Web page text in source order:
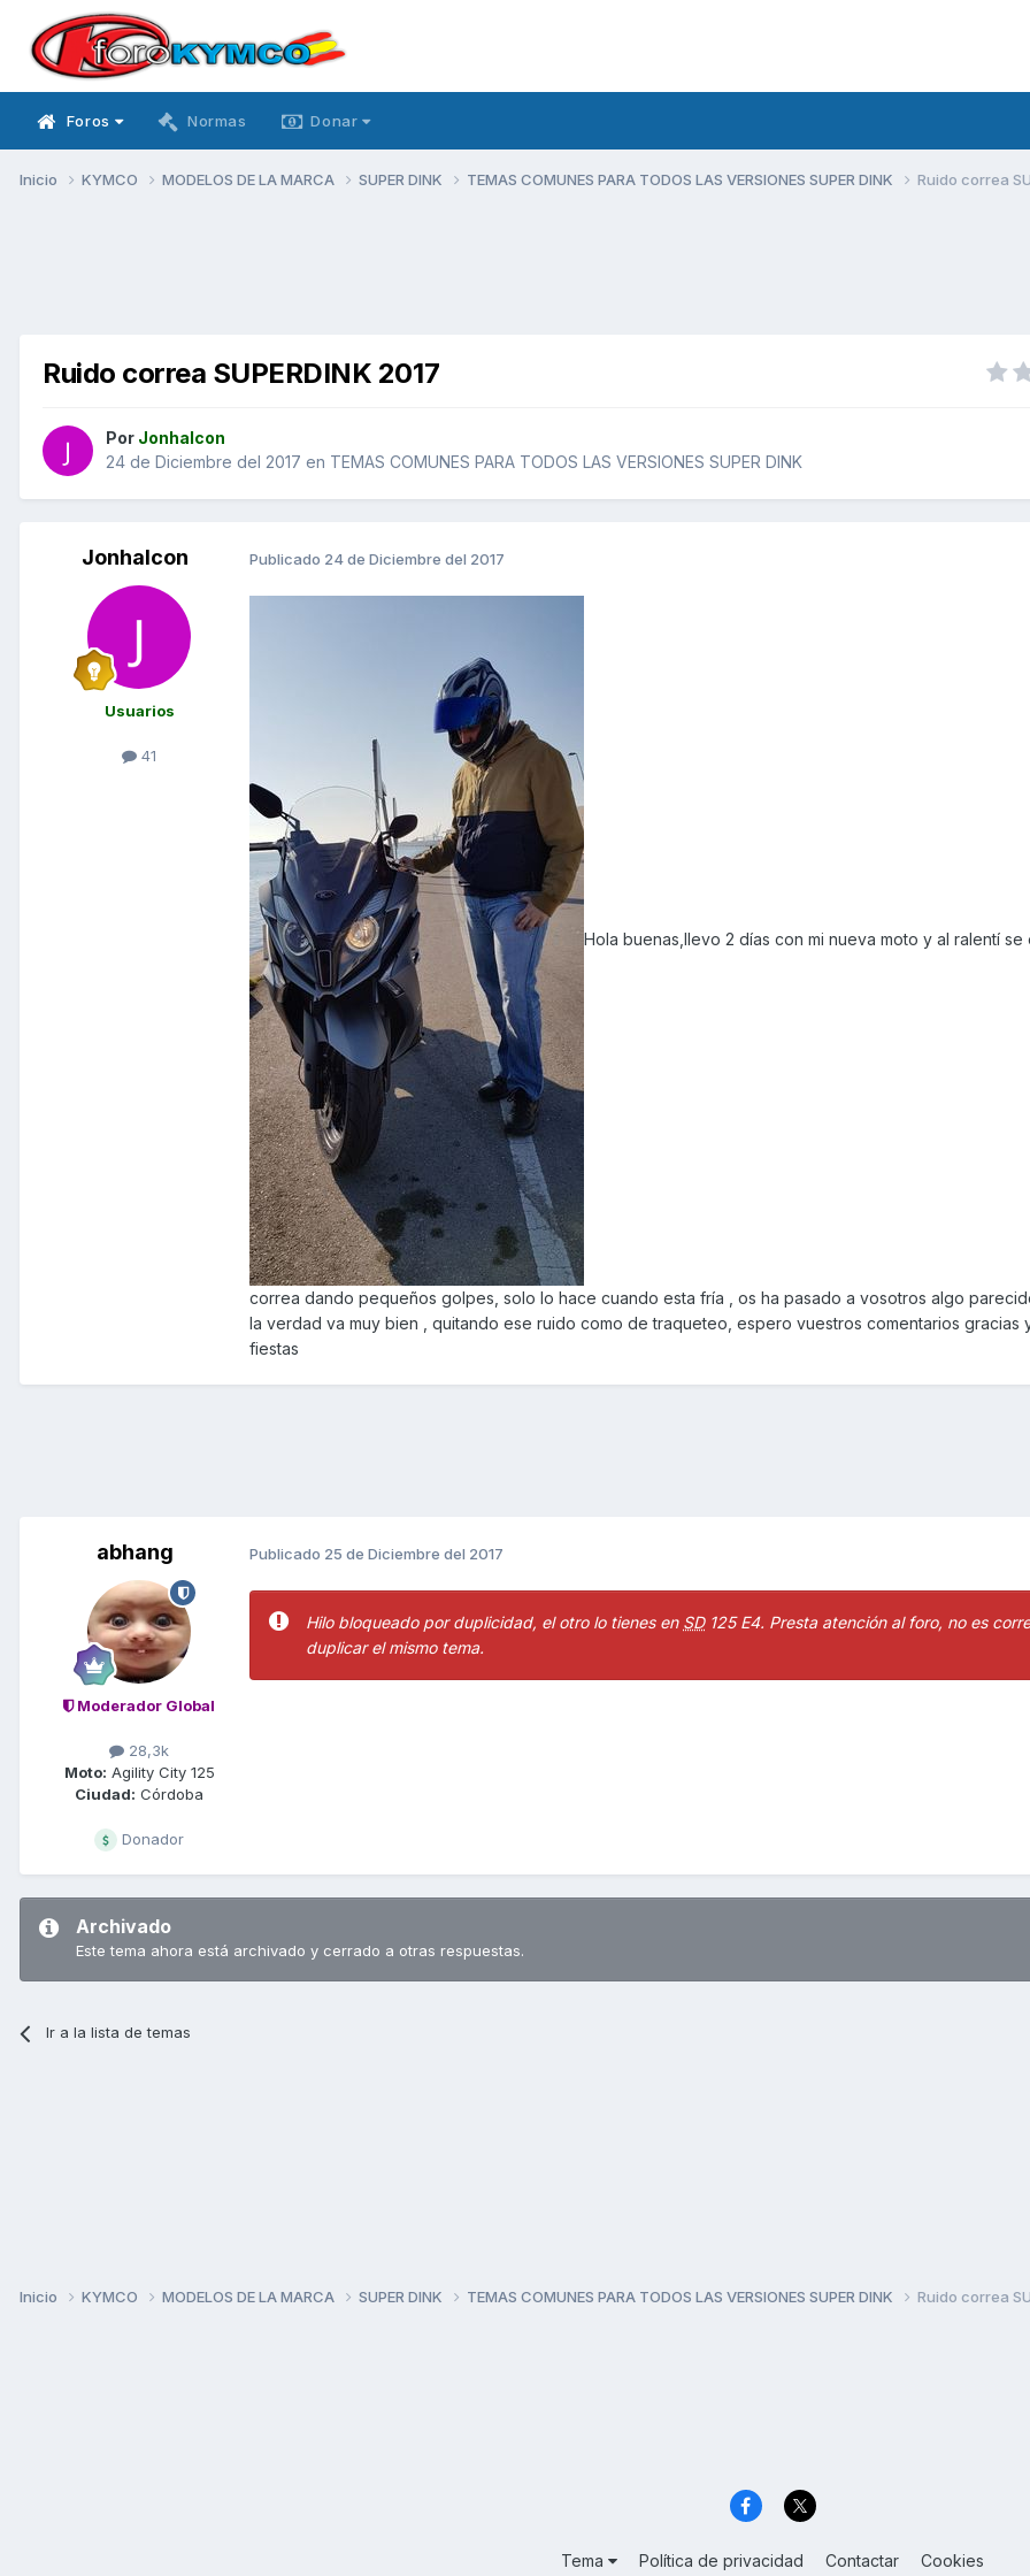
Foros Normas Donar
Inicio KYMCO MODELOS DE LA MARCA SUPER DINK TEMAS COMUNES PARA TODOS LAS VERSIONES SUPER DINK Ruido correa
Ruido correa SUPERDINK 2017
Por Jonhalcon
24 de Diciembre del 2017 en TEMAS COMUNES PARA TODOS LAS VERSIONES SUPER DINK
Jonhalcon
Usuarios
41
Publicado 24 de Diciembre del 2017
Hola buenas,llevo 2 días con mi nueva moto y al ralentí se
correa dando pequeños golpes, solo lo hace cuando esta fría , os ha pasado a vosotros algo
la verdad va muy bien , quitando ese ruido como de traqueteo, espero vuestros comentarios gracias
fiestas
abhang
Moderador Global
28,3k
Moto: Agility City 125
Ciudad: Córdoba
Donador
Publicado 25 de Diciembre del 2017
Hilo bloqueado por duplicidad, el otro lo tienes en SD125 E4. Presta atención al foro, no es
duplicar el mismo tema.
Archivado
Este tema ahora está archivado y cerrado a otras respuestas.
Ir a la lista de temas
Inicio KYMCO MODELOS DE LA MARCA SUPER DINK TEMAS COMUNES PARA TODOS LAS VERSIONES SUPER DINK Ruido correa
Tema Política de privacidad Contactar Cookies